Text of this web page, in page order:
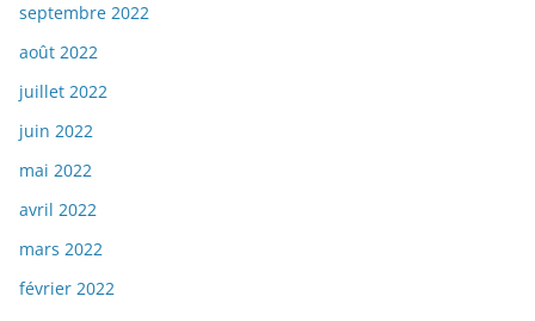
septembre 2022
août 2022
juillet 2022
juin 2022
mai 2022
avril 2022
mars 2022
février 2022